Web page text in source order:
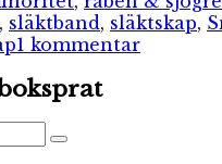
, släktband, släktskap,
1 kommentartill
Sök